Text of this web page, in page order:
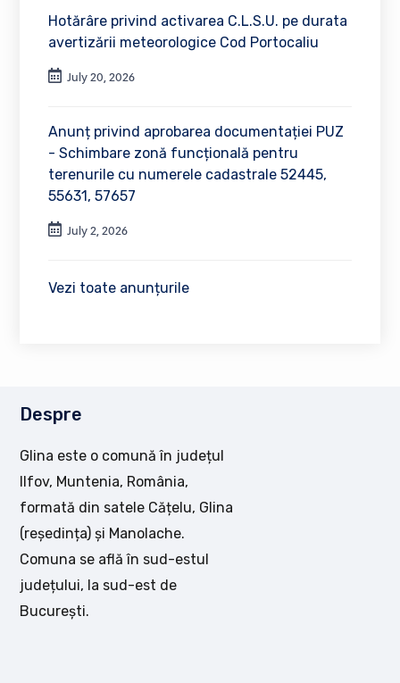
Hotărâre privind activarea C.L.S.U. pe durata
avertizării meteorologice Cod Portocaliu
July 20, 2026
Anunț privind aprobarea documentației PUZ
- Schimbare zonă funcțională pentru
terenurile cu numerele cadastrale 52445,
55631, 57657
July 2, 2026
Vezi toate anunțurile
Despre
Glina este o comună în județul
Ilfov, Muntenia, România,
formată din satele Cățelu, Glina
(reședința) și Manolache.
Comuna se află în sud-estul
județului, la sud-est de
București.